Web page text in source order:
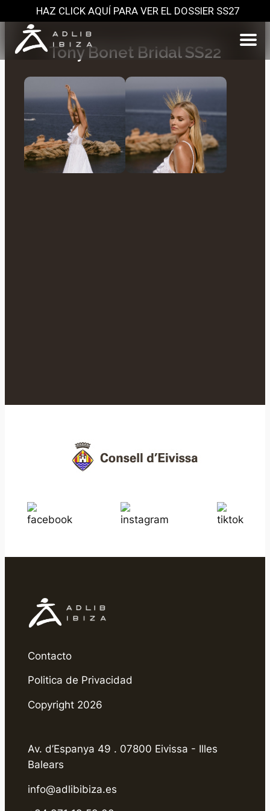
HAZ CLICK AQUÍ PARA VER EL DOSSIER SS27
Tony Bonet Bridal SS22
Contacto
Politica de Privacidad
Copyright 2026
Av. d’Espanya 49 . 07800 Eivissa - Illes
Balears
info@adlibibiza.es